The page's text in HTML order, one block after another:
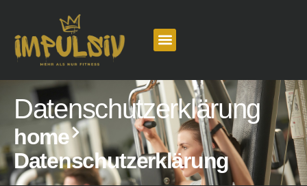
Datenschutzerklärung
home
Datenschutzerklärung